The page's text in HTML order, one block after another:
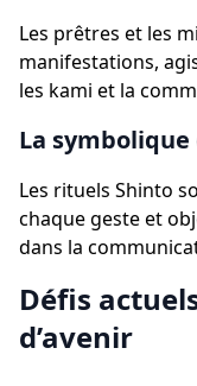
Les prêtres et les
manifestations,
les kami et la
La
Les rituels Shinto
chaque geste et
dans la
Défis
d’avenir